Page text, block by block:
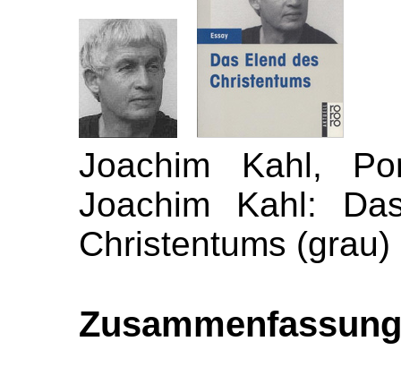
Joachim Kahl,
Joachim Kahl:
Christentums (grau)
Zusammenfassung